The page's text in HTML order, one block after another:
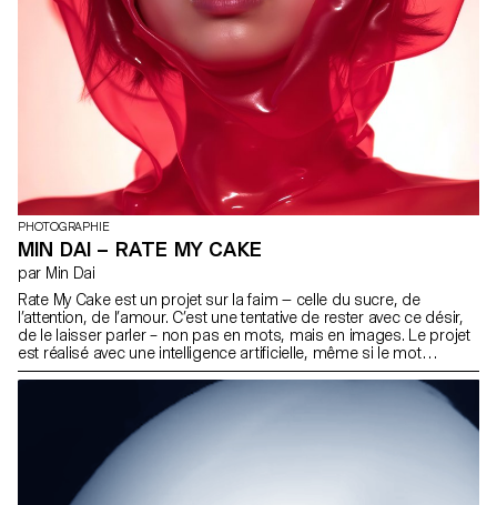
PHOTOGRAPHIE
MIN DAI – RATE MY CAKE
par Min Dai
Rate My Cake est un projet sur la faim — celle du sucre, de
l’attention, de l’amour. C’est une tentative de rester avec ce désir,
de le laisser parler – non pas en mots, mais en images. Le projet
est réalisé avec une intelligence artificielle, même si le mot
“réalisé” semble ici trop simple. La machine et la photographe ont
coexisté, se reflétant l’une l’autre. C’était comme murmurer des
secrets dans un puits sombre et voir apparaître des formes
étranges et sucrées. Les gâteaux dans les images ne sont pas
réels. Ils sont trop mous, trop brillants, trop imparfaits de la
bonne manière. Ils sont surexposés, mal cuits, en train de fondre.
Eux aussi semblent attendre quelque chose – une approbation,
de l’attention, peut-être de l’amour.